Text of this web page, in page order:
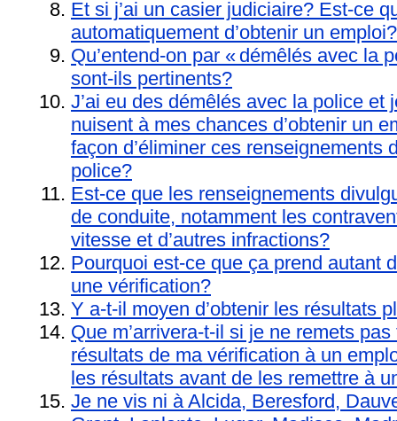
Et si j’ai un casier judiciaire? Est-ce
automatiquement d’obtenir un emploi?
Qu’entend-on par « démêlés avec la
sont-ils pertinents?
J’ai eu des démêlés avec la police et
nuisent à mes chances d’obtenir un
façon d’éliminer ces renseignements
police?
Est-ce que les renseignements
de conduite, notamment les
vitesse et d’autres infractions?
Pourquoi est-ce que ça prend autant
une vérification?
Y a-t-il moyen d’obtenir les résultats
Que m’arrivera-t-il si je ne remets
résultats de ma vérification à un
les résultats avant de les remettre à
Je ne vis ni à Alcida, Beresford,